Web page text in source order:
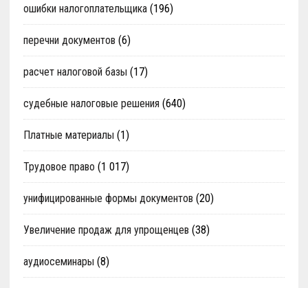
ошибки налогоплательщика(196)
перечни документов (6)
расчет налоговой базы (17)
судебные налоговые решения (640)
Платные материалы (1)
Трудовое право (1 017)
унифицированные формы документов (20)
Увеличение продаж для упрощенцев (38)
аудиосеминары (8)